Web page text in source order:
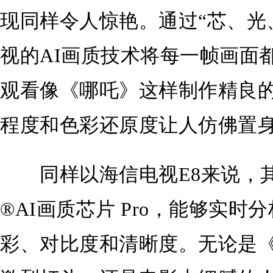
现同样令人惊艳。通过“芯、
视的AI画质技术将每一帧画面
观看像《哪吒》这样制作精良
程度和色彩还原度让人仿佛置
同样以海信电视E8来说，
®AI画质芯片 Pro，能够实时
彩、对比度和清晰度。无论是